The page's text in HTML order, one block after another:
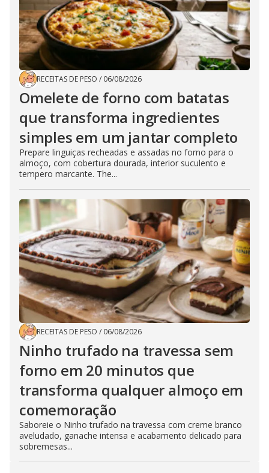
RECEITAS DE PESO / 06/08/2026
Omelete de forno com batatas
que transforma ingredientes
simples em um jantar completo
Prepare linguiças recheadas e assadas no forno para o
almoço, com cobertura dourada, interior suculento e
tempero marcante. The...
RECEITAS DE PESO / 06/08/2026
Ninho trufado na travessa sem
forno em 20 minutos que
transforma qualquer almoço em
comemoração
Saboreie o Ninho trufado na travessa com creme branco
aveludado, ganache intensa e acabamento delicado para
sobremesas...